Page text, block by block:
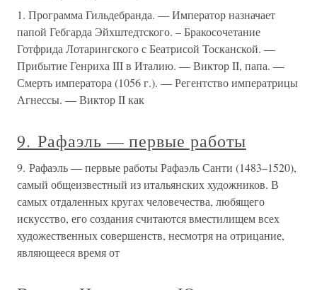
1. Программа Гильдебранда. — Император назначает
папой Гебгарда Эйхштедтского. – Бракосочетание
Готфрида Лотарингского с Беатрисой Тосканской. —
Прибытие Генриха III в Италию. — Виктор II, папа. —
Смерть императора (1056 г.). — Регентство императрицы
Агнессы. — Виктор II как
9. Рафаэль — первые работы
9. Рафаэль — первые работы Рафаэль Санти (1483–1520),
самый общеизвестный из итальянских художников. В
самых отдаленных кругах человечества, любящего
искусство, его создания считаются вместилищем всех
художественных совершенств, несмотря на отрицание,
являющееся время от